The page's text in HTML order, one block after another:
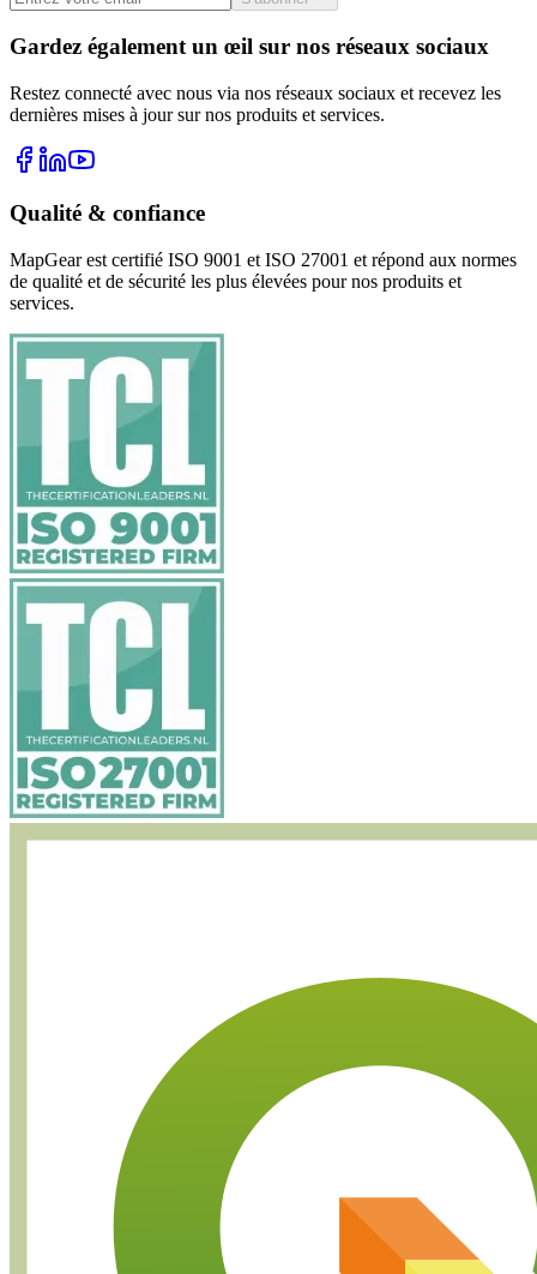
Gardez également un œil sur nos réseaux sociaux
Restez connecté avec nous via nos réseaux sociaux et recevez les
dernières mises à jour sur nos produits et services.
Qualité & confiance
MapGear est certifié ISO 9001 et ISO 27001 et répond aux normes
de qualité et de sécurité les plus élevées pour nos produits et
services.